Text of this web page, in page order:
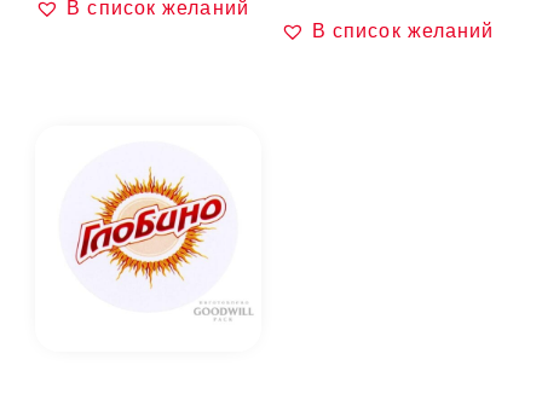
В список желаний
В список желаний